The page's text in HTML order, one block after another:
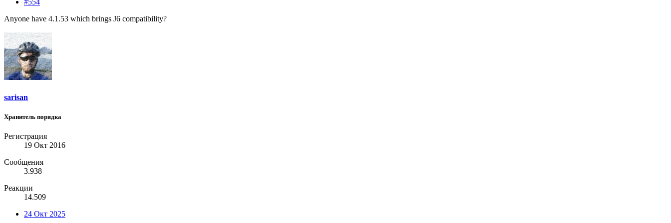
#554
Anyone have 4.1.53 which brings J6 compatibility?
sarisan
Хранитель порядка
Регистрация
19 Окт 2016
Сообщения
3.938
Реакции
14.509
24 Окт 2025